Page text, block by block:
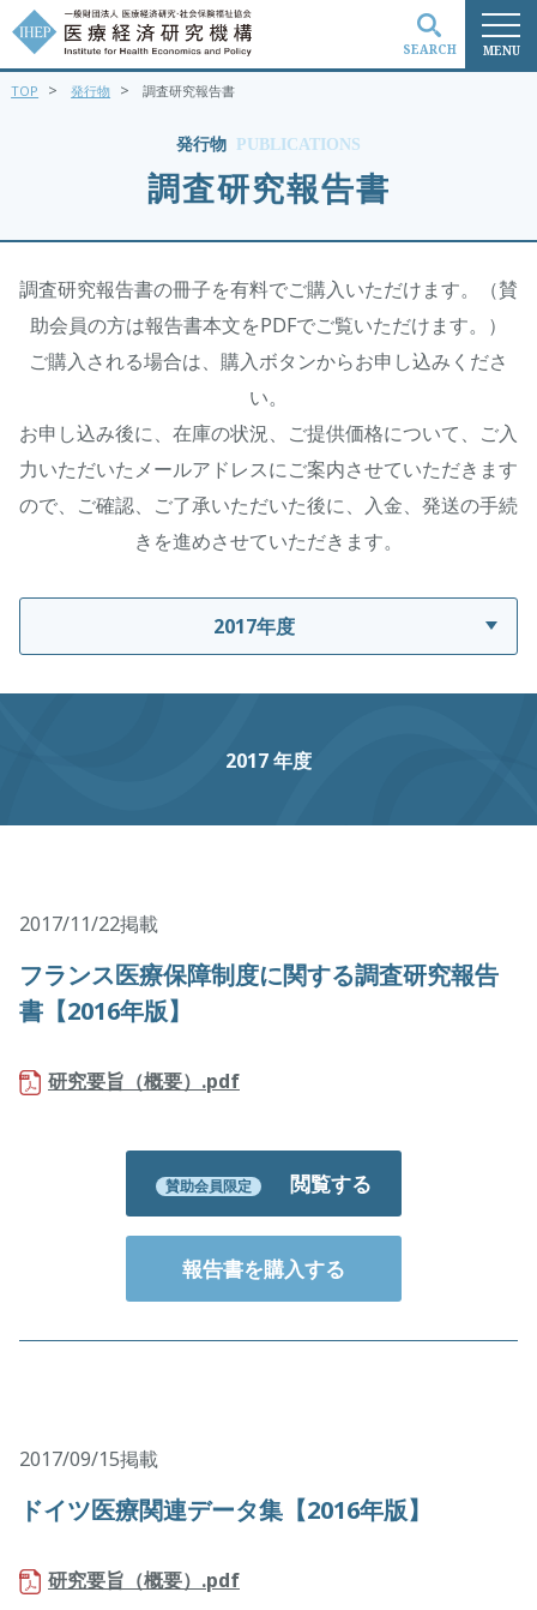
MENU
SEARCH
発行物 PUBLICATIONS
調査研究報告書
TOP > 発行物 > 調査研究報告書
調査研究報告書の冊子を有料でご購入いただけます。（賛
助会員の方は報告書本文をPDFでご覧いただけます。）
ご購入される場合は、購入ボタンからお申し込みくださ
い。
お申し込み後に、在庫の状況、ご提供価格について、ご入
力いただいたメールアドレスにご案内させていただきます
ので、ご確認、ご了承いただいた後に、入金、発送の手続
きを進めさせていただきます。
2017年度
2017 年度
2017/11/22掲載
フランス医療保障制度に関する調査研究報告
書【2016年版】
研究要旨（概要）.pdf
賛助会員限定 閲覧する
報告書を購入する
2017/09/15掲載
ドイツ医療関連データ集【2016年版】
研究要旨（概要）.pdf